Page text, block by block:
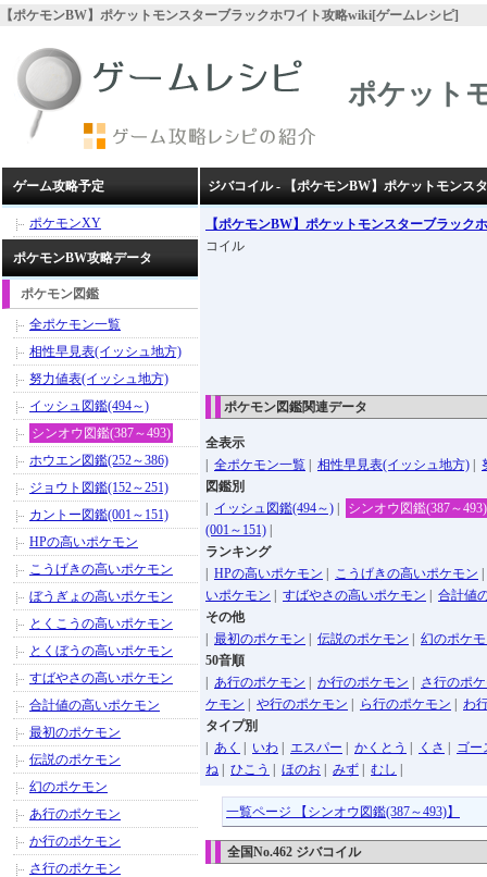
【ポケモンBW】ポケットモンスターブラックホワイト攻略wiki[ゲームレシピ]
ポケット
ジバコイル - 【ポケモンBW】ポケットモンス
【ポケモンBW】ポケットモンスターブラック
コイル
ポケモン図鑑関連データ
全表示
全ポケモン一覧 相性早見表(イッシュ地方)
図鑑別
イッシュ図鑑(494～)
シンオウ図鑑(387～493)
(001～151)
ランキング
HPの高いポケモン こうげきの高いポケモン
いポケモン
すばやさの高いポケモン
合計値
その他
最初のポケモン 伝説のポケモン
幻のポケ
50音順
あ行のポケモン か行のポケモン
さ行のポ
ケモン
や行のポケモン ら行のポケモン
わ
タイプ別
あく いわ エスパー かくとう くさ
ゴー
ね
ひこう ほのお みず むし
一覧ページ 【シンオウ図鑑(387～493)】
全国No.462 ジバコイル
ゲーム攻略予定
ポケモンXY
ポケモンBW攻略データ
ポケモン図鑑
全ポケモン一覧
相性早見表(イッシュ地方)
努力値表(イッシュ地方)
イッシュ図鑑(494～)
シンオウ図鑑(387～493)
ホウエン図鑑(252～386)
ジョウト図鑑(152～251)
カントー図鑑(001～151)
HPの高いポケモン
こうげきの高いポケモン
ぼうぎょの高いポケモン
とくこうの高いポケモン
とくぼうの高いポケモン
すばやさの高いポケモン
合計値の高いポケモン
最初のポケモン
伝説のポケモン
幻のポケモン
あ行のポケモン
か行のポケモン
さ行のポケモン